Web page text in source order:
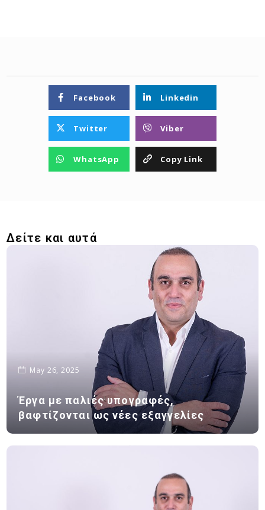
Facebook Linkedin
Twitter Viber
WhatsApp Copy Link
Δείτε και αυτά
May 26, 2025
Έργα με παλιές υπογραφές,
βαφτίζονται ως νέες εξαγγελίες